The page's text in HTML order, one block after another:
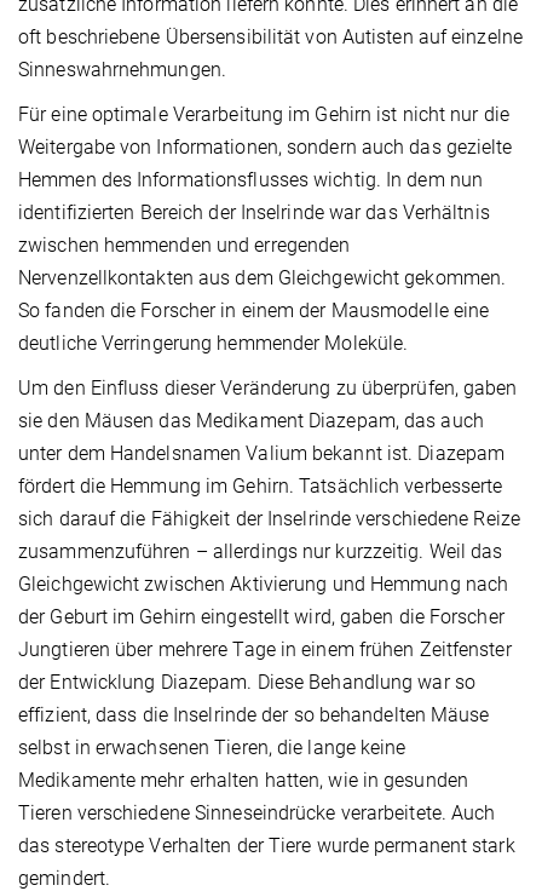
oft beschriebene Übersensibilität von Autisten auf einzelne
Sinneswahrnehmungen.
Für eine optimale Verarbeitung im Gehirn ist nicht nur die
Weitergabe von Informationen, sondern auch das gezielte
Hemmen des Informationsflusses wichtig. In dem nun
identifizierten Bereich der Inselrinde war das Verhältnis
zwischen hemmenden und erregenden
Nervenzellkontakten aus dem Gleichgewicht gekommen.
So fanden die Forscher in einem der Mausmodelle eine
deutliche Verringerung hemmender Moleküle.
Um den Einfluss dieser Veränderung zu überprüfen, gaben
sie den Mäusen das Medikament Diazepam, das auch
unter dem Handelsnamen Valium bekannt ist. Diazepam
fördert die Hemmung im Gehirn. Tatsächlich verbesserte
sich darauf die Fähigkeit der Inselrinde verschiedene Reize
zusammenzuführen – allerdings nur kurzzeitig. Weil das
Gleichgewicht zwischen Aktivierung und Hemmung nach
der Geburt im Gehirn eingestellt wird, gaben die Forscher
Jungtieren über mehrere Tage in einem frühen Zeitfenster
der Entwicklung Diazepam. Diese Behandlung war so
effizient, dass die Inselrinde der so behandelten Mäuse
selbst in erwachsenen Tieren, die lange keine
Medikamente mehr erhalten hatten, wie in gesunden
Tieren verschiedene Sinneseindrücke verarbeitete. Auch
das stereotype Verhalten der Tiere wurde permanent stark
gemindert.